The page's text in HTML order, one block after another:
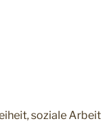
soziale